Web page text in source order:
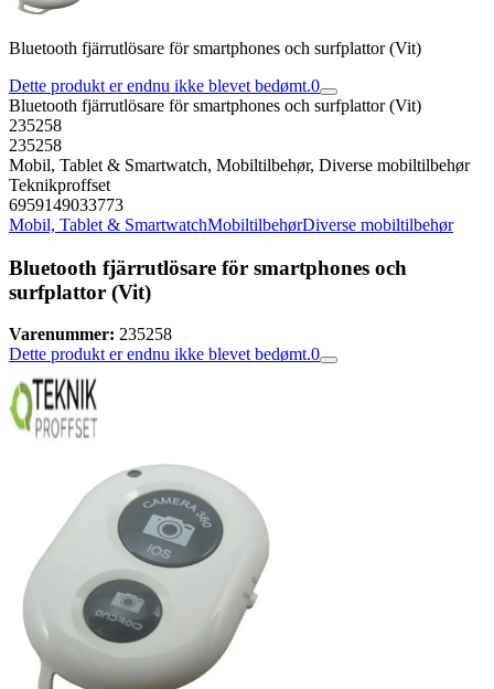
Bluetooth fjärrutlösare för smartphones och surfplattor (Vit)
Dette produkt er endnu ikke blevet bedømt.0
Bluetooth fjärrutlösare för smartphones och surfplattor (Vit)
235258
235258
Mobil, Tablet & Smartwatch, Mobiltilbehør, Diverse mobiltilbehør
Teknikproffset
6959149033773
Mobil, Tablet & SmartwatchMobiltilbehørDiverse mobiltilbehør
Bluetooth fjärrutlösare för smartphones och
surfplattor (Vit)
Varenummer: 235258
Dette produkt er endnu ikke blevet bedømt.0